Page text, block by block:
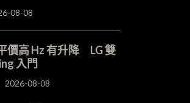
08-08
價高 Hz 有升降 LG 雙
入門
2026-08-08